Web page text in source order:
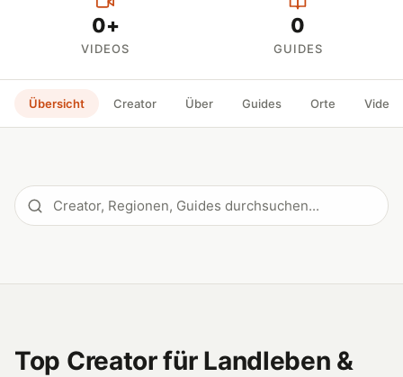
0+
VIDEOS
0
GUIDES
Übersicht Creator Über Guides Orte Videos
Top Creator für Landleben &